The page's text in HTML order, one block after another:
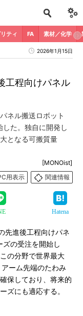
ティ FA 素材／化学
2026年1月15日
工程向けパネル
ネル搬送ロボット
した。独自に開発し
となる可搬質量
[MONOist]
用表示
関連情報
Hatena
先進後工程向けパネ
ズの受注を開始し
の分野で世界最大
アーム先端のたわみ
保しており、将来的
ズにも適応する。